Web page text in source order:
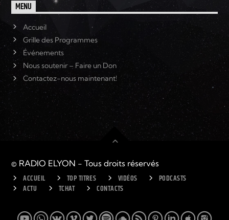
MENU
Accueil
Grille des Programmes
Événements
Nous soutenir – Faire un Don
Contactez-nous maintenant!
© RADIO ELYON - Tous droits réservés
ACCUEIL TOP TITRES VIDÉOS
PODCASTS
ACTU
TCHAT CONTACTS